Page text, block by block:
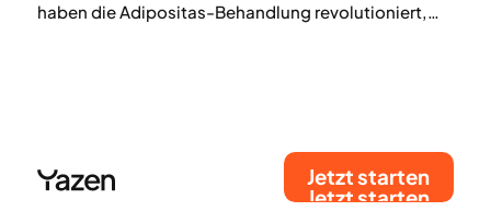
haben die Adipositas-Behandlung revolutioniert,
die Voraussetzungen für Patienten.
Jetzt starten
Jetzt starten